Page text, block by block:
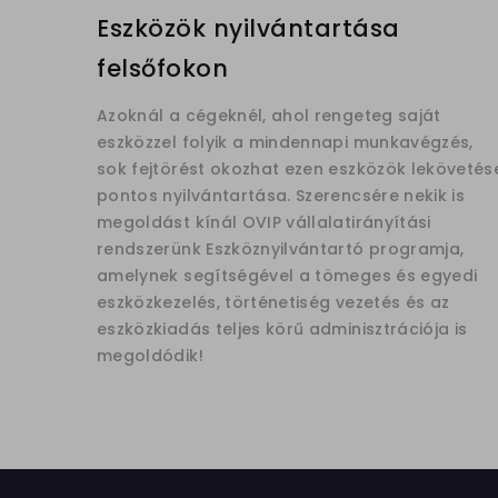
Eszközök nyilvántartása
felsőfokon
Azoknál a cégeknél, ahol rengeteg saját
eszközzel folyik a mindennapi munkavégzés,
sok fejtörést okozhat ezen eszközök
pontos nyilvántartása. Szerencsére nekik is
megoldást kínál OVIP vállalatirányítási
rendszerünk Eszköznyilvántartó programja,
amelynek segítségével a tömeges és egyedi
eszközkezelés, történetiség vezetés és az
eszközkiadás teljes körű adminisztrációja is
megoldódik!